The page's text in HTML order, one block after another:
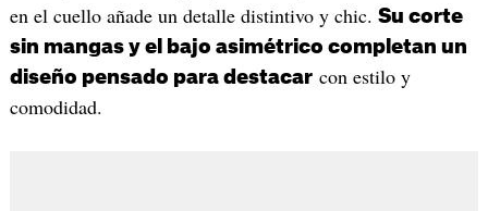
en el cuello añade un detalle distintivo y chic. Su corte
sin mangas y el bajo asimétrico completan un
diseño pensado para destacarcon estilo y
comodidad.